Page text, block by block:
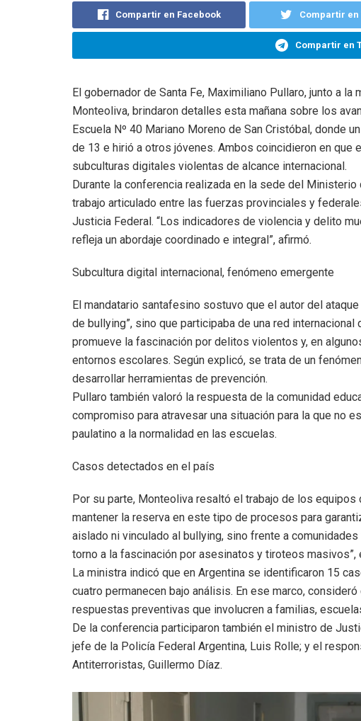
Compartir en Facebook Compartir en
Compartir en
El gobernador de Santa Fe, Maximiliano Pullaro, junto a
Monteoliva, brindaron detalles esta mañana sobre los
Escuela Nº 40 Mariano Moreno de San Cristóbal, donde
de 13 e hirió a otros jóvenes. Ambos coincidieron en que
subculturas digitales violentas de alcance internacional.
Durante la conferencia realizada en la sede del
trabajo articulado entre las fuerzas provinciales y
Justicia Federal. “Los indicadores de violencia y delito
refleja un abordaje coordinado e integral”, afirmó.
Subcultura digital internacional, fenómeno emergente
El mandatario santafesino sostuvo que el autor del
de bullying”, sino que participaba de una red internacional
promueve la fascinación por delitos violentos y, en
entornos escolares. Según explicó, se trata de un
desarrollar herramientas de prevención.
Pullaro también valoró la respuesta de la comunidad
compromiso para atravesar una situación para la que no
paulatino a la normalidad en las escuelas.
Casos detectados en el país
Por su parte, Monteoliva resaltó el trabajo de los
mantener la reserva en este tipo de procesos para
aislado ni vinculado al bullying, sino frente a
torno a la fascinación por asesinatos y tiroteos masivos”,
La ministra indicó que en Argentina se identificaron 15
cuatro permanecen bajo análisis. En ese marco,
respuestas preventivas que involucren a familias,
De la conferencia participaron también el ministro de
jefe de la Policía Federal Argentina, Luis Rolle; y el
Antiterroristas, Guillermo Díaz.